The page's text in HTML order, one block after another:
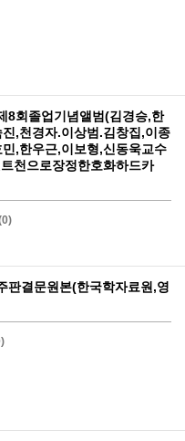
8회졸업기념앨범(김경승,한
,천경자.이상범.김창집,이종
,한우근,이보형,신동욱교수
천으로장정한호화하드카
판결문원본(한국학자료원,영